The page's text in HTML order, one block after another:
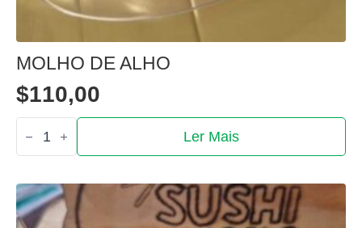
MOLHO DE ALHO
$110,00
Quantidade
de
Molho
alho
Ler Mais